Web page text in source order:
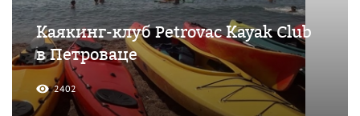
Каякинг-клуб Petrovac Kayak Club
в Петроваце
2402